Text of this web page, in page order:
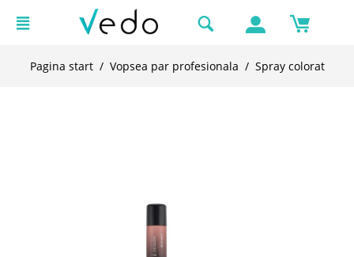
Pagina start / Vopsea par profesionala / Spray colorat